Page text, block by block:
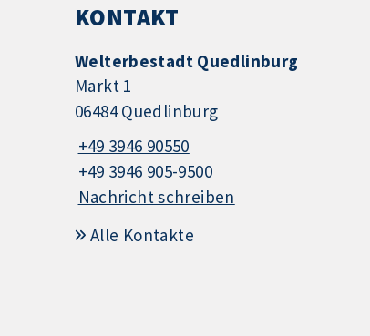
KONTAKT
Welterbestadt Quedlinburg
Markt 1
06484 Quedlinburg
+49 3946 90550
+49 3946 905-9500
Nachricht schreiben
Alle Kontakte